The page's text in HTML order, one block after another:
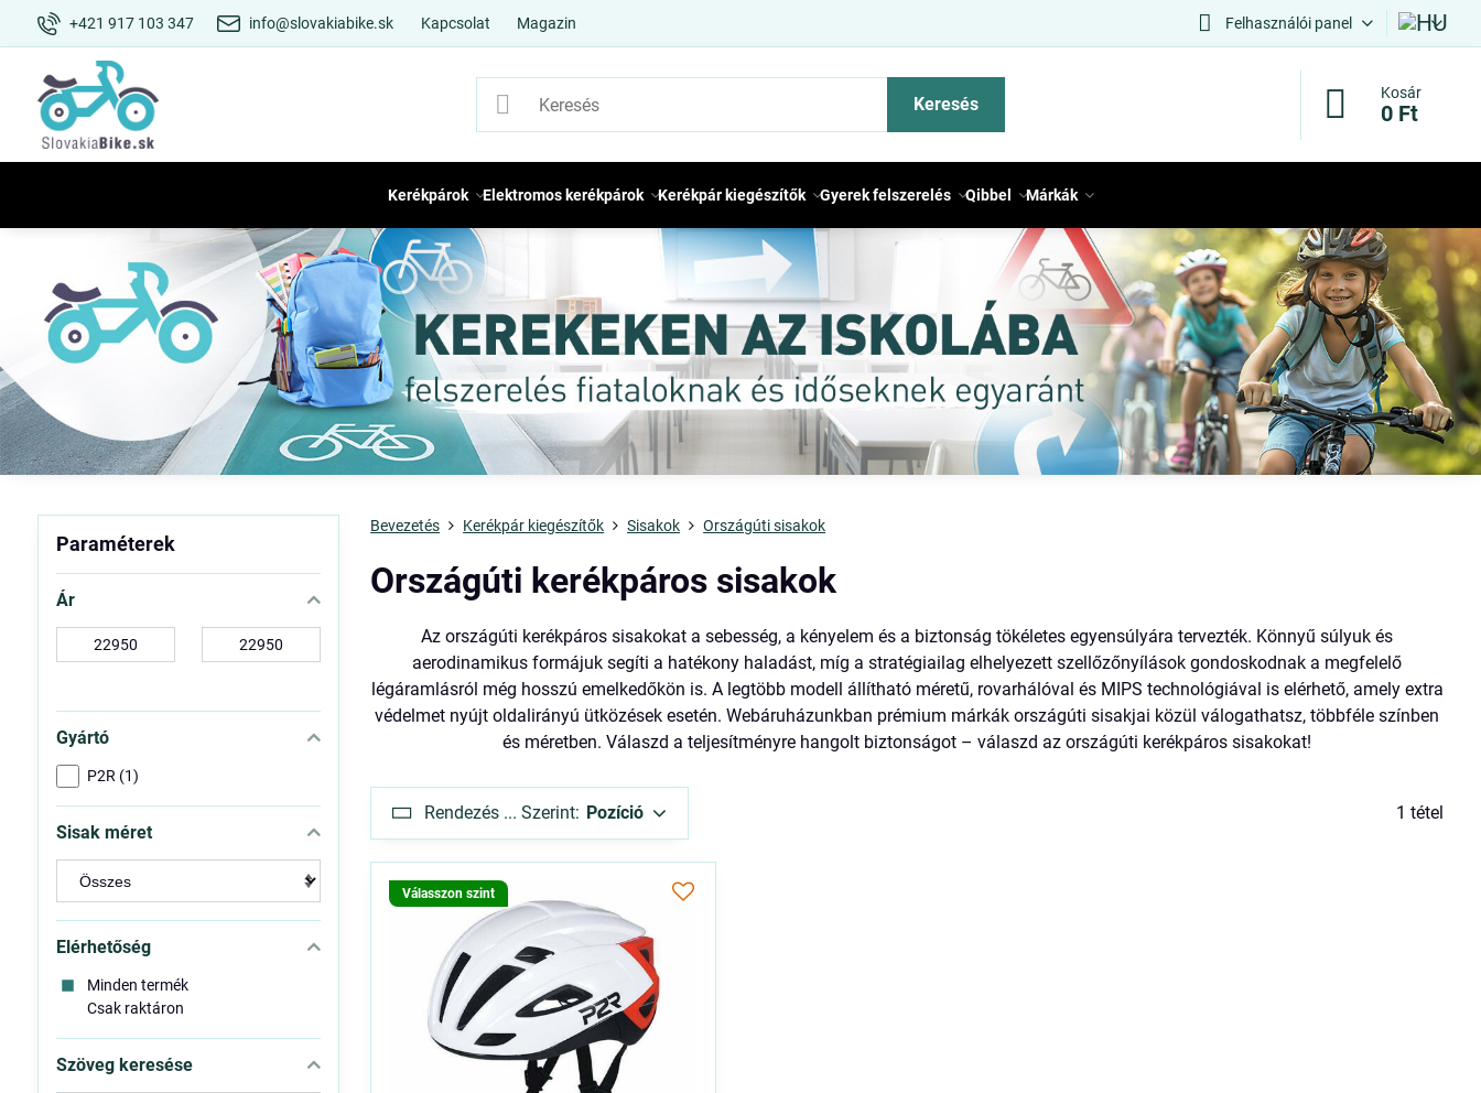
+421 917 103 347 info@slovakiabike.sk Kapcsolat Magazin Felhasználói panel
Keresés
Kosár
0 Ft
Kerékpárok Elektromos kerékpárok Kerékpár kiegészítők Gyerek felszerelés Qibbel Márkák
Bevezetés Kerékpár kiegészítők Sisakok Országúti sisakok
Országúti kerékpáros sisakok
Az országúti kerékpáros sisakokat a sebesség, a kényelem és a biztonság tökéletes egyensúlyára tervezték. Könnyű súlyuk és
aerodinamikus formájuk segíti a hatékony haladást, míg a stratégiailag elhelyezett szellőzőnyílások gondoskodnak a megfelelő
légáramlásról még hosszú emelkedőkön is. A legtöbb modell állítható méretű, rovarhálóval és MIPS technológiával is elérhető, amely extra
védelmet nyújt oldalirányú ütközések esetén. Webáruházunkban prémium márkák országúti sisakjai közül válogathatsz, többféle színben
és méretben. Válaszd a teljesítményre hangolt biztonságot – válaszd az országúti kerékpáros sisakokat!
Rendezés ... Szerint: Pozíció 1 tétel
Válasszon szint
Paraméterek
Ár
tól:
ig:
Gyártó
P2R (1)
Sisak méret
Elérhetőség
Minden termék
Csak raktáron
Szöveg keresése